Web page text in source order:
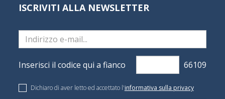
ISCRIVITI ALLA NEWSLETTER
Inserisci il codice qui a fianco
Dichiaro di aver letto ed accettato l'informativa sulla privacy